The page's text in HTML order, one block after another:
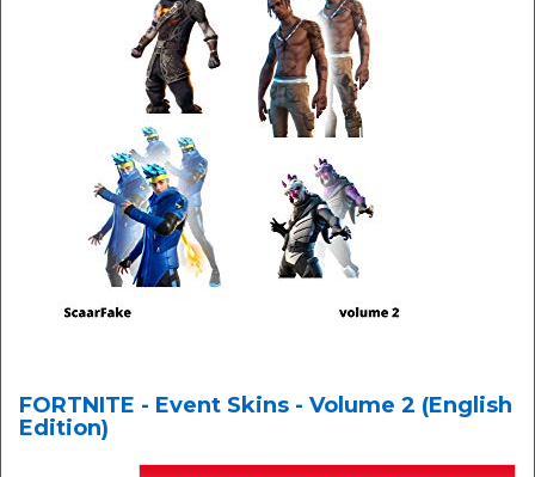
FORTNITE - Event Skins - Volume 2 (English
Edition)